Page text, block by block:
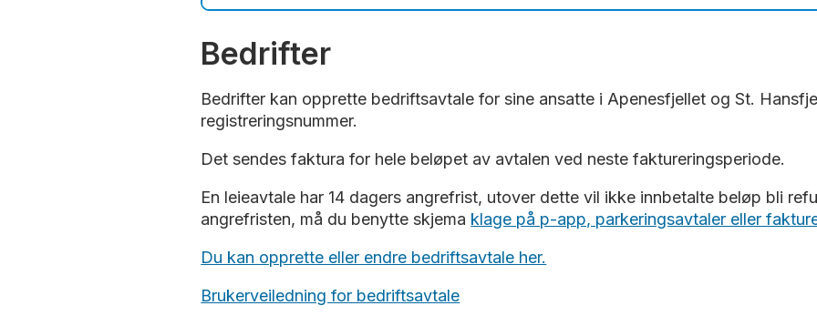
I appen kan du
starte, stoppe og forlenge gateparkering
kjøpe leieavtaler for parkeringsplasser
betale for lading av elbil
kjøpe bedriftsavtale
registrere plass i sykkelhotell
du ned P-appen, blir betalingen enklere, men du kan fortsatt bruke automaten
Android:
https://uustatus.no/nb/erklaringer/publisert/3eea344e-e27b-4804-
Bedrifter
Bedrifter kan opprette bedriftsavtale for sine ansatte i Apenesfjellet og St.
registreringsnummer.
Det sendes faktura for hele beløpet av avtalen ved neste faktureringsperiode.
En leieavtale har 14 dagers angrefrist, utover dette vil ikke innbetalte beløp bli
angrefristen, må du benytte skjema klage på p-app, parkeringsavtaler eller
Du kan opprette eller endre bedriftsavtale her.
Brukerveiledning for bedriftsavtale